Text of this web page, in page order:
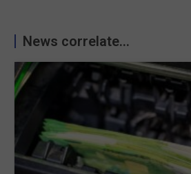
News correlate...